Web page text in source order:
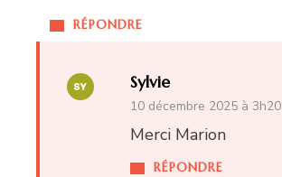
RÉPONDRE
Sylvie
10 décembre 2025 à 3h20
RÉPONDRE
Merci Marion